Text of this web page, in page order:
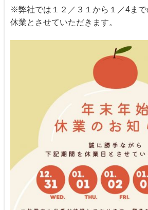
※弊社では１２／３１から１／4ま
休業とさせていただきます。